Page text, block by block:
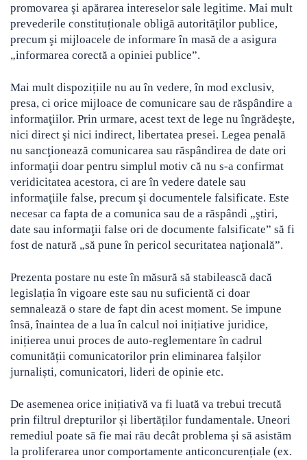
promovarea şi apărarea intereselor sale legitime. Mai mult
prevederile constituționale obligă autorităţilor publice,
precum şi mijloacele de informare în masă de a asigura
„informarea corectă a opiniei publice”.
Mai mult dispozițiile nu au în vedere, în mod exclusiv,
presa, ci orice mijloace de comunicare sau de răspândire a
informaţiilor. Prin urmare, acest text de lege nu îngrădeşte,
nici direct şi nici indirect, libertatea presei. Legea penală
nu sancţionează comunicarea sau răspândirea de date ori
informaţii doar pentru simplul motiv că nu s-a confirmat
veridicitatea acestora, ci are în vedere datele sau
informaţiile false, precum şi documentele falsificate. Este
necesar ca fapta de a comunica sau de a răspândi „ştiri,
date sau informaţii false ori de documente falsificate” să fi
fost de natură „să pune în pericol securitatea naţională”.
Prezenta postare nu este în măsură să stabilească dacă
legislația în vigoare este sau nu suficientă ci doar
semnalează o stare de fapt din acest moment. Se impune
însă, înaintea de a lua în calcul noi inițiative juridice,
inițierea unui proces de auto-reglementare în cadrul
comunității comunicatorilor prin eliminarea falșilor
jurnaliști, comunicatori, lideri de opinie etc.
De asemenea orice inițiativă va fi luată va trebui trecută
prin filtrul drepturilor și libertăților fundamentale. Uneori
remediul poate să fie mai rău decât problema și să asistăm
la proliferarea unor comportamente anticoncurențiale (ex.